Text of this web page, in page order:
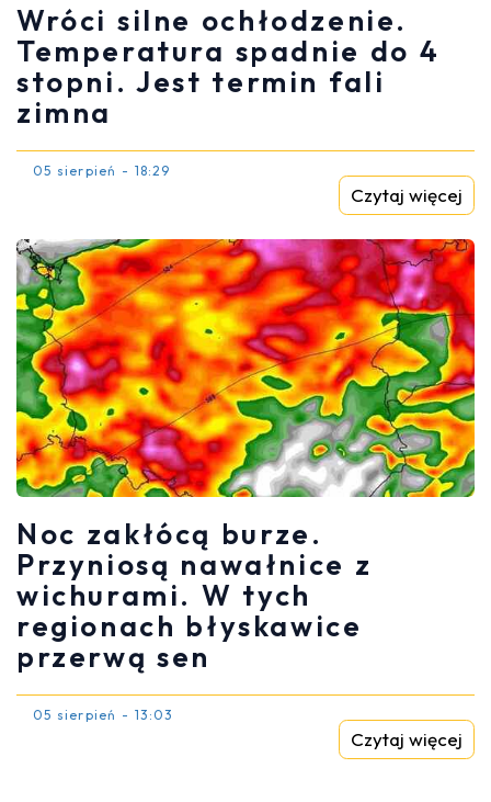
Wróci silne ochłodzenie.
Temperatura spadnie do 4
stopni. Jest termin fali
zimna
05 sierpień - 18:29
Czytaj więcej
Noc zakłócą burze.
Przyniosą nawałnice z
wichurami. W tych
regionach błyskawice
przerwą sen
05 sierpień - 13:03
Czytaj więcej